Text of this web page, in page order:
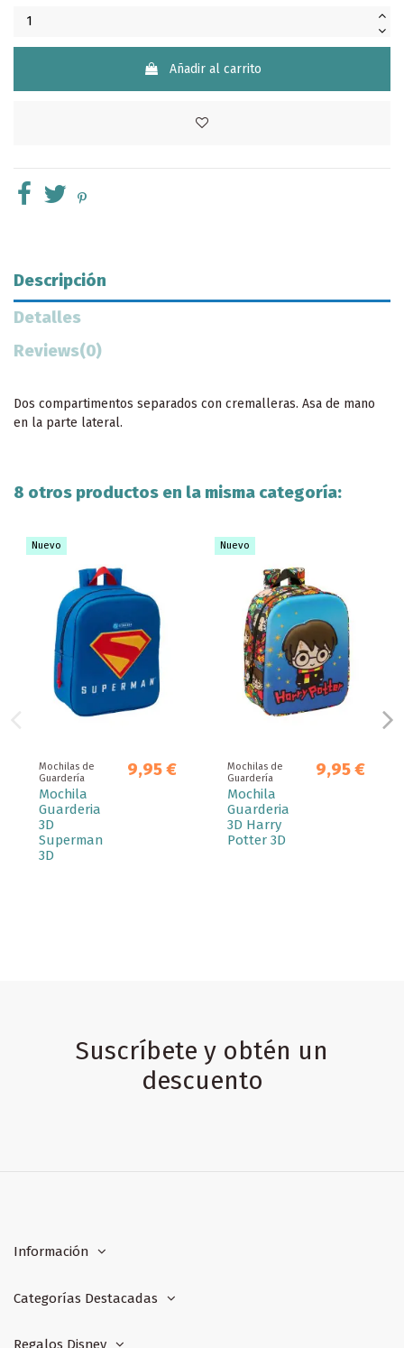
Añadir al carrito
Descripción
Detalles
Reviews(0)
Dos compartimentos separados con cremalleras. Asa de mano
en la parte lateral.
8 otros productos en la misma categoría:
Nuevo
Mochilas de
Guardería
Mochila
Guarderia
3D
Superman
3D
9,95 €
Nuevo
Mochilas de
Guardería
Mochila
Guarderia
3D Harry
Potter 3D
9,95 €
Suscríbete y obtén un
descuento
Información
Categorías Destacadas